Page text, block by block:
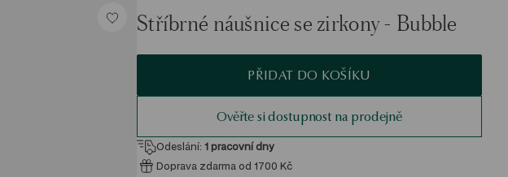
Stříbrné náušnice se zirkony - Bubble
PŘIDAT DO KOŠÍKU
Ověřte si dostupnost na prodejně
Odeslání: 1 pracovní dny
Doprava zdarma od 1700 Kč